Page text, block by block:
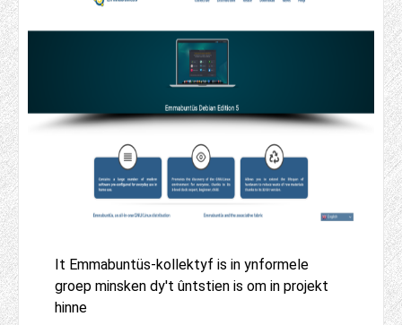
It Emmabuntüs-kollektyf is in ynformele
groep minsken dy't ûntstien is om in projekt
hinne